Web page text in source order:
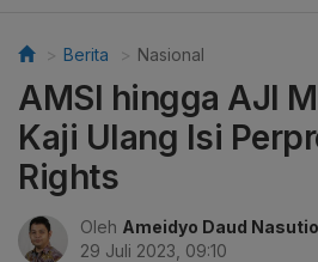
Berita Nasional
AMSI hingga AJI
Kaji Ulang Isi
Rights
Oleh Ameidyo Daud
29 Juli 2023, 09:10